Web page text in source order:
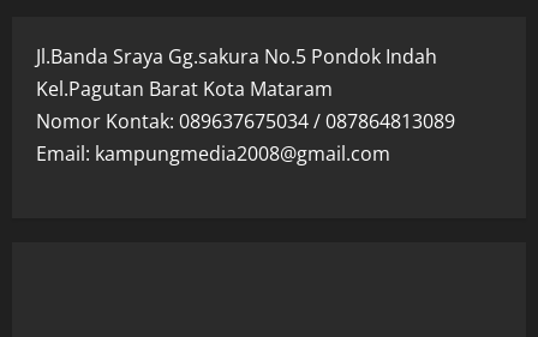
Jl.Banda Sraya Gg.sakura No.5 Pondok Indah
Kel.Pagutan Barat Kota Mataram
Nomor Kontak: 089637675034 / 087864813089
Email: kampungmedia2008@gmail.com